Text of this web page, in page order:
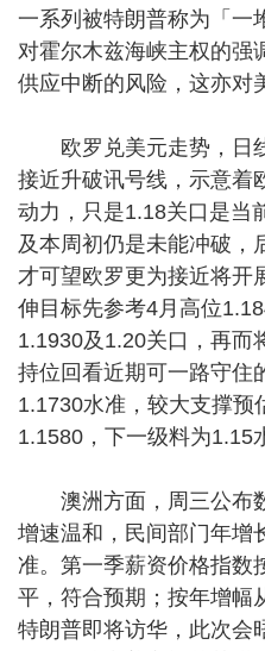
一系列被特朗普称为「一
对霍尔木兹海峡主权的强
供应中断的风险，这亦对
欧罗兑美元走势，日
接近升破讯号线，示意着
动力，只是1.18关口是当
及本周初仍是未能冲破，
才可望欧罗更为接近将开
伸目标先参考4月高位
1.1930及1.20关口，再而
持位回看近期可一路守住
1.1730水准，较大支撑预
1.1580，下一级料为1.15
澳洲方面，周三公布
增速温和，民间部门年增
准。第一季薪资价格指数
平，符合预期；按年增幅
特朗普即将访华，此次会